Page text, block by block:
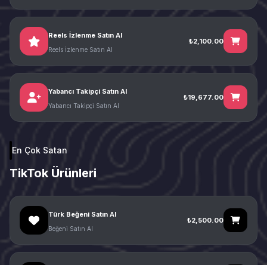
Reels İzlenme Satın Al
Reels İzlenme Satın Al
₺2,100.00
Yabancı Takipçi Satın Al
Yabancı Takipçi Satın Al
₺19,677.00
En Çok Satan
TikTok Ürünleri
Türk Beğeni Satın Al
Beğeni Satın Al
₺2,500.00